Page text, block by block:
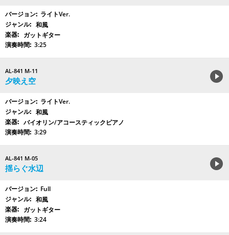
ライトVer.
和風
ガットギター
3:25
AL-841 M-11
夕映え空
ライトVer.
和風
バイオリン/アコースティックピアノ
3:29
AL-841 M-05
揺らぐ水辺
Full
和風
ガットギター
3:24